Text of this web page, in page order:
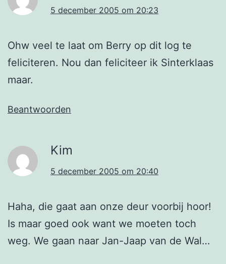
5 december 2005 om 20:23
Ohw veel te laat om Berry op dit log te
feliciteren. Nou dan feliciteer ik Sinterklaas
maar.
Beantwoorden
Kim
5 december 2005 om 20:40
Haha, die gaat aan onze deur voorbij hoor!
Is maar goed ook want we moeten toch
weg. We gaan naar Jan-Jaap van de Wal…